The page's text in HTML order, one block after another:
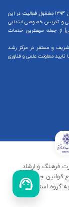
می باشد که از سال ۱۳۹۴ مشغول فعالیت در این
و تدریس خصوصی ابتدایی
) از جمله مهمترین خدمات
و مستقر در مرکز رشد
معاونت علمی و فناوری
فرهنگ و ارشاد
قوانین جمهوری
گروه استادبانک